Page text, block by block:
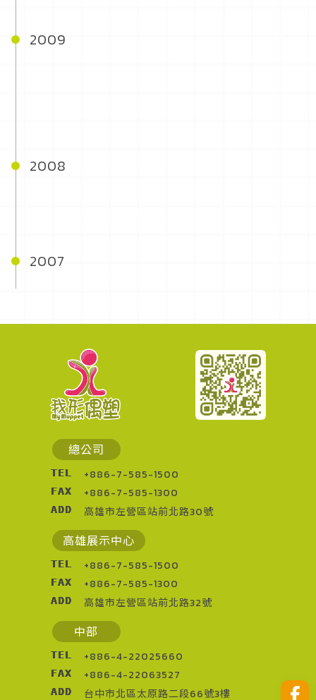
2009
2008
2007
總公司
TEL +886-7-585-1500
FAX +886-7-585-1300
ADD 高雄市左營區站前北路30號
高雄展示中心
TEL +886-7-585-1500
FAX +886-7-585-1300
ADD 高雄市左營區站前北路32號
中部
TEL +886-4-22025660
FAX +886-4-22063527
ADD 台中市北區太原路二段66號3樓